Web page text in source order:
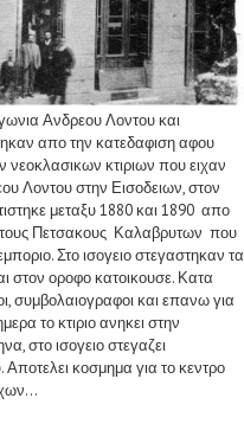
Ανδρεου Λοντου και
απο την κατεδαφιση αφου
νεοκλασικων κτιριων που ειχαν
Λοντου στην Εισοδειων, στον
μεταξυ 1880 και 1890 απο
Πετσακους Καλαβρυτων που
Στο ισογειο στεγαστηκαν τα
στον οροφο κατοικουσε. Κατα
συμβολαιογραφοι και επανω για
το κτιριο ανηκει στην
στο ισογειο στεγαζει
κοσμημα για το κεντρο